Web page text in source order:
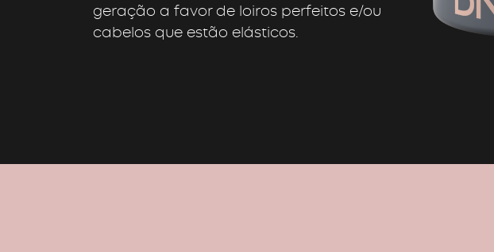
geração a favor de loiros perfeitos e/ou
cabelos que estão elásticos.